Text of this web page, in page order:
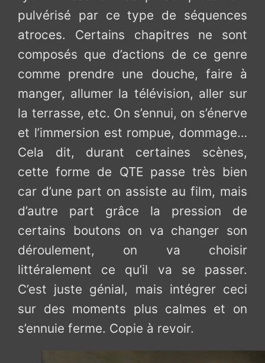
pulvérisé par ce type de séquences
atroces. Certains chapitres ne sont
composés que d’actions de ce genre
comme prendre une douche, faire à
manger, allumer la télévision, aller sur
la terrasse, etc. On s’ennui, on s’énerve
et l’immersion est rompue, dommage…
Cela dit, durant certaines scènes,
cette forme de QTE passe très bien
car d’une part on assiste au film, mais
d’autre part grâce la pression de
certains boutons on va changer son
déroulement, on va choisir
littéralement ce qu’il va se passer.
C’est juste génial, mais intégrer ceci
sur des moments plus calmes et on
s’ennuie ferme. Copie à revoir.